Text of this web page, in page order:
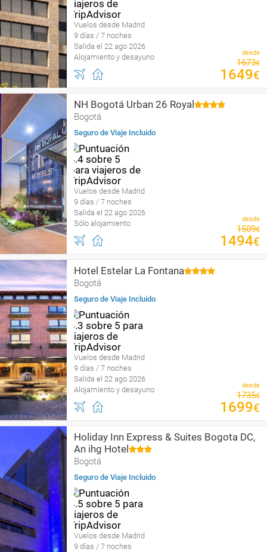
Vuelos desde Madrid
9 días / 7 noches
Salida el 22 ago 2026
Alojamiento y desayuno
desde
1673€
1649€
NH Bogotá Urban 26 Royal
Bogotá
Seguro de Viaje Incluido
Vuelos desde Madrid
9 días / 7 noches
Salida el 22 ago 2026
Sólo alojamiento
desde
1509€
1494€
Hotel Estelar La Fontana
Bogotá
Seguro de Viaje Incluido
Vuelos desde Madrid
9 días / 7 noches
Salida el 22 ago 2026
Alojamiento y desayuno
desde
1735€
1699€
Holiday Inn Express & Suites Bogota DC,
An ihg Hotel
Bogotá
Seguro de Viaje Incluido
Vuelos desde Madrid
9 días / 7 noches